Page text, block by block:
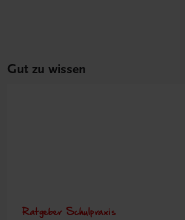
Gut zu wissen
Ratgeber Schulpraxis